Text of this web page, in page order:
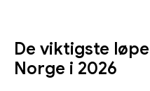
De viktigste
Norge i 2026